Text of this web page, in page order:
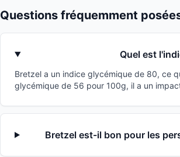
Questions fréquemment
Quel est
Bretzel a un indice glycémique de 80, ce
glycémique de 56 pour 100g, il a un
Bretzel est-il bon pour les